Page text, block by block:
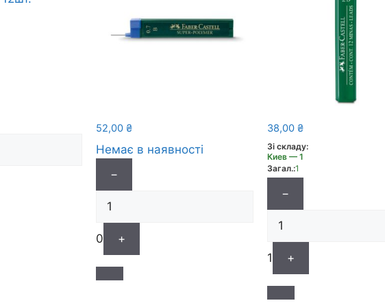
52,00₴
Немає в наявності
−
0 +
38,00₴
Зі складу:
Киев — 1
Загал.:1
−
1 +